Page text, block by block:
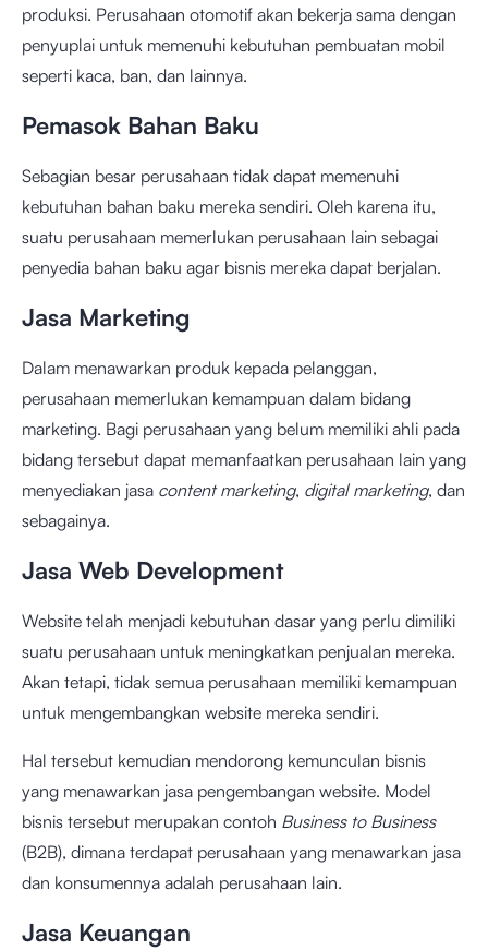
produksi. Perusahaan otomotif akan bekerja sama dengan
penyuplai untuk memenuhi kebutuhan pembuatan mobil
seperti kaca, ban, dan lainnya.
Pemasok Bahan Baku
Sebagian besar perusahaan tidak dapat memenuhi
kebutuhan bahan baku mereka sendiri. Oleh karena itu,
suatu perusahaan memerlukan perusahaan lain sebagai
penyedia bahan baku agar bisnis mereka dapat berjalan.
Jasa Marketing
Dalam menawarkan produk kepada pelanggan,
perusahaan memerlukan kemampuan dalam bidang
marketing. Bagi perusahaan yang belum memiliki ahli pada
bidang tersebut dapat memanfaatkan perusahaan lain yang
menyediakan jasa content marketing, digital marketing, dan
sebagainya.
Jasa Web Development
Website telah menjadi kebutuhan dasar yang perlu dimiliki
suatu perusahaan untuk meningkatkan penjualan mereka.
Akan tetapi, tidak semua perusahaan memiliki kemampuan
untuk mengembangkan website mereka sendiri.
Hal tersebut kemudian mendorong kemunculan bisnis
yang menawarkan jasa pengembangan website. Model
bisnis tersebut merupakan contoh Business to Business
(B2B), dimana terdapat perusahaan yang menawarkan jasa
dan konsumennya adalah perusahaan lain.
Jasa Keuangan